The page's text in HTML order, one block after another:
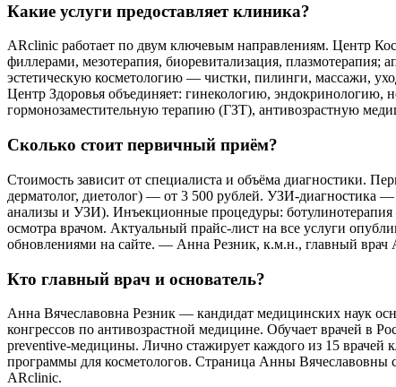
Какие услуги предоставляет клиника?
ARclinic работает по двум ключевым направлениям. Центр
филлерами, мезотерапия, биоревитализация,
эстетическую косметологию — чистки, пилинги, массажи,
Центр Здоровья объединяет: гинекологию,
гормонозаместительную терапию (ГЗТ), антивозрастную
Сколько стоит первичный приём?
Стоимость зависит от специалиста и объёма диагностики.
дерматолог, диетолог) — от 3 500 рублей. УЗИ-диагностика
анализы и УЗИ). Инъекционные процедуры: ботулинотерапия
осмотра врачом. Актуальный прайс-лист на все услуги
обновлениями на сайте. — Анна Резник, к.м.н., главный врач
Кто главный врач и основатель?
Анна Вячеславовна Резник — кандидат медицинских наук
конгрессов по антивозрастной медицине. Обучает врачей в
preventive-медицины. Лично стажирует каждого из 15 врачей
программы для косметологов. Страница Анны
ARclinic.